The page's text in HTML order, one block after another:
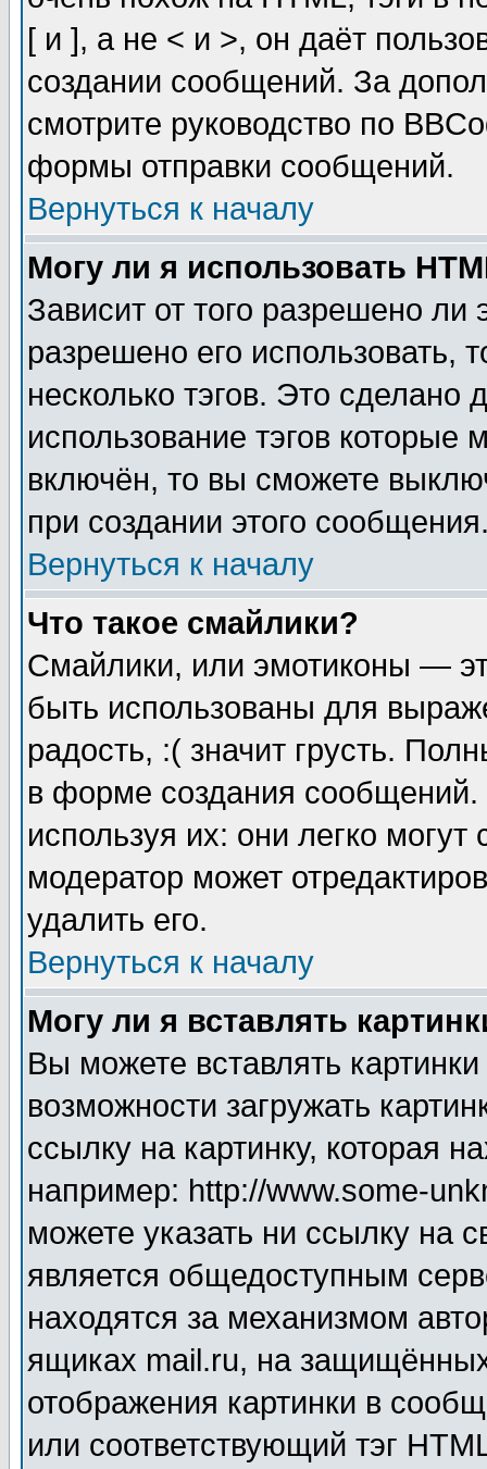
[ и ], а не < и >, он даёт
создании сообщений. За
смотрите руководство по
формы отправки сообщений.
Вернуться к началу
Могу ли я использовать
Зависит от того разрешено
разрешено его использовать,
несколько тэгов. Это сделано
использование тэгов
включён, то вы сможете
при создании этого
Вернуться к началу
Что такое смайлики?
Смайлики, или эмотиконы —
быть использованы для
радость, :( значит грусть.
в форме создания сообщений.
используя их: они легко
модератор может
удалить его.
Вернуться к началу
Могу ли я вставлять
Вы можете вставлять
возможности загружать
ссылку на картинку, которая
например: http://www.some-
можете указать ни ссылку на
является общедоступным
находятся за механизмом
ящиках mail.ru, на
отображения картинки в
или соответствующий тэг